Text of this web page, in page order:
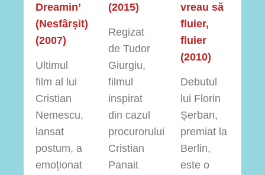
Dreamin’
(Nesfârșit)
(2007)
Ultimul
film al lui
Cristian
Nemescu,
lansat
postum, a
emoționat
(2015)
Regizat
de Tudor
Giurgiu,
filmul
inspirat
din cazul
procurorului
Cristian
Panait
vreau să
fluier,
fluier
(2010)
Debutul
lui Florin
Șerban,
premiat la
Berlin,
este o